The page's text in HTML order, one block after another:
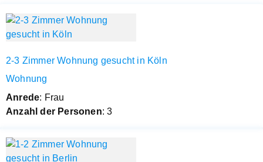
2-3 Zimmer Wohnung gesucht in Köln
Wohnung
Anrede: Frau
Anzahl der Personen: 3